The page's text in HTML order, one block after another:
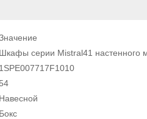
Шкафы серии Mistral41 настенного
1SPE007717F1010
54
Навесной
Бокс